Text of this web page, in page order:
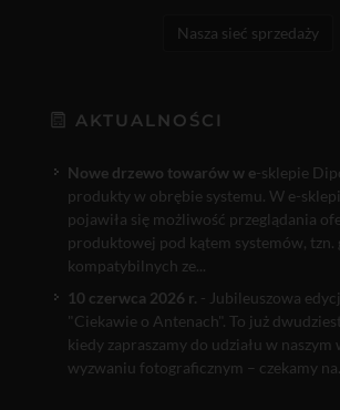
Nasza sieć sprzedaży
AKTUALNOŚCI
Nowe drzewo towarów w e-sklepie
produkty w obrębie systemu. W e-
pojawiła się możliwość przeglądania
produktowej pod kątem systemów, tzn.
kompatybilnych ze...
10 czerwca 2026 r. - Jubileuszowa
"Ciekawie o Antenach". To już
kiedy zapraszamy do udziału w naszym
wyzwaniu fotograficznym – czekamy